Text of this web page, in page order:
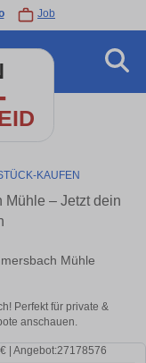
Job
KAUFEN
Mühle – Jetzt dein
Mühle
Perfekt für private &
anschauen.